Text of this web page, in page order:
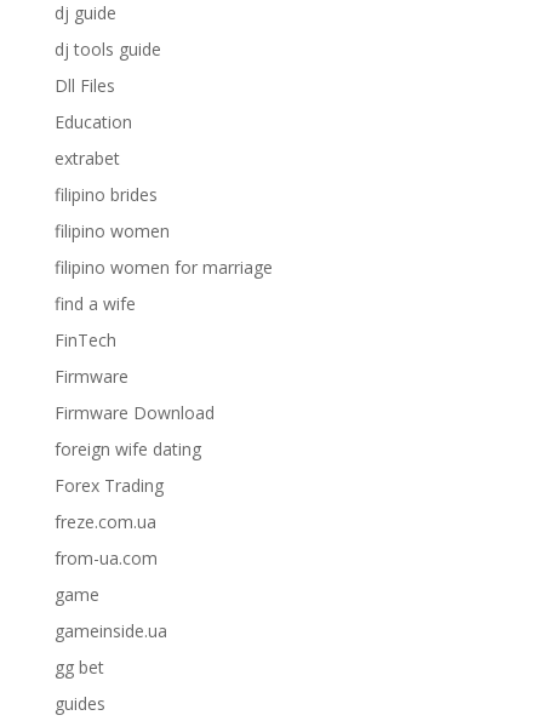
dj guide
dj tools guide
Dll Files
Education
extrabet
filipino brides
filipino women
filipino women for marriage
find a wife
FinTech
Firmware
Firmware Download
foreign wife dating
Forex Trading
freze.com.ua
from-ua.com
game
gameinside.ua
gg bet
guides